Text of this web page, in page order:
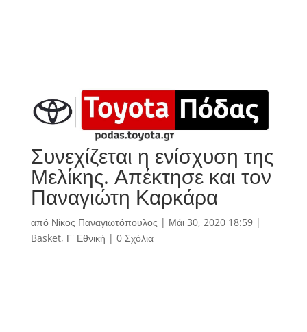
Συνεχίζεται η ενίσχυση της
Μελίκης. Απέκτησε και τον
Παναγιώτη Καρκάρα
από Νίκος Παναγιωτόπουλος | Μάι 30, 2020 18:59|
Basket, Γ' Εθνική | 0 Σχόλια